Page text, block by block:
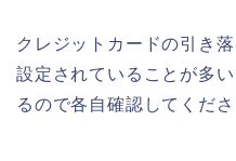
クレジットカードの引き
設定されていることが多
るので各自確認してくださ